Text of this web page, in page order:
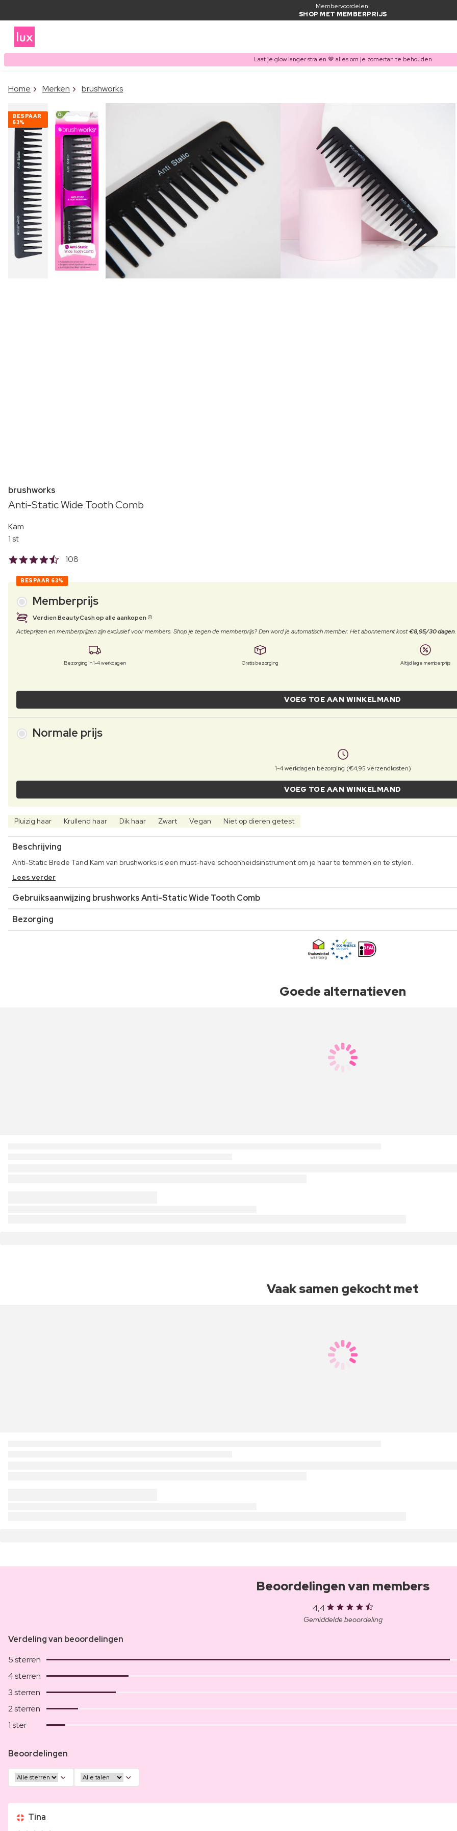
Membervoordelen:
SHOP MET MEMBERPRIJS
Laat je glow langer stralen 🤎 alles om je zomertan te behouden
Home Merken brushworks
BESPAAR
63%
brushworks
Anti-Static Wide Tooth Comb
Kam
1 st
108
BESPAAR 63%
Memberprijs
Verdien BeautyCash op alle aankopen
Actieprijzen en memberprijzen zijn exclusief voor members. Shop je tegen de memberprijs? Dan word je automatisch member. Het abonnement kost€8,95/30 dagen
Bezorging in 1-4 werkdagen Gratis bezorging Altijd lage memberprijs
VOEG TOE AAN WINKELMAND
Normale prijs
1-4 werkdagen bezorging (€4,95 verzendkosten)
VOEG TOE AAN WINKELMAND
Pluizig haar Krullend haar Dik haar Zwart Vegan Niet op dieren getest
Beschrijving
Anti-Static Brede Tand Kam van brushworks is een must-have schoonheidsinstrument om je haar te temmen en te stylen.
Lees verder
Gebruiksaanwijzing brushworks Anti-Static Wide Tooth Comb
Bezorging
Goede alternatieven
Vaak samen gekocht met
Beoordelingen van members
4,4
Gemiddelde beoordeling
Verdeling van beoordelingen
5 sterren
4 sterren
3 sterren
2 sterren
1 ster
Beoordelingen
Tina